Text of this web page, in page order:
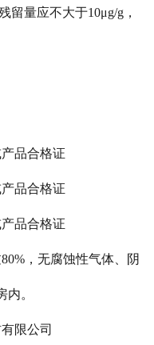
留量应不大于10μg/g，
品合格证
品合格证
品合格证
80%，无腐蚀性气体、阴
内。
限公司